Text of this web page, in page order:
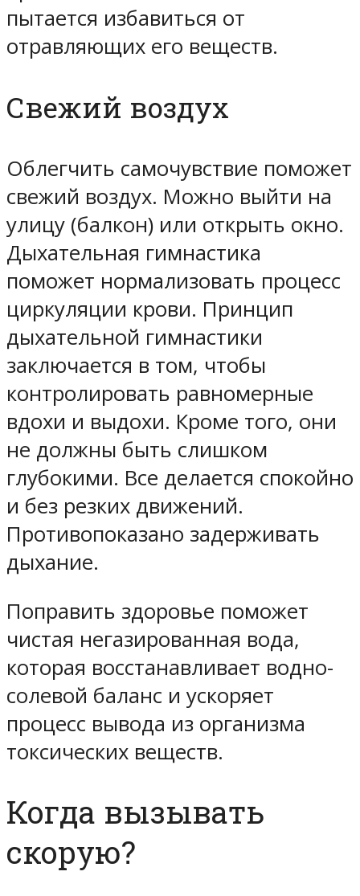
пытается избавиться от
отравляющих его веществ.
Свежий воздух
Облегчить самочувствие поможет
свежий воздух. Можно выйти на
улицу (балкон) или открыть окно.
Дыхательная гимнастика
поможет нормализовать процесс
циркуляции крови. Принцип
дыхательной гимнастики
заключается в том, чтобы
контролировать равномерные
вдохи и выдохи. Кроме того, они
не должны быть слишком
глубокими. Все делается спокойно
и без резких движений.
Противопоказано задерживать
дыхание.
Поправить здоровье поможет
чистая негазированная вода,
которая восстанавливает водно-
солевой баланс и ускоряет
процесс вывода из организма
токсических веществ.
Когда вызывать
скорую?